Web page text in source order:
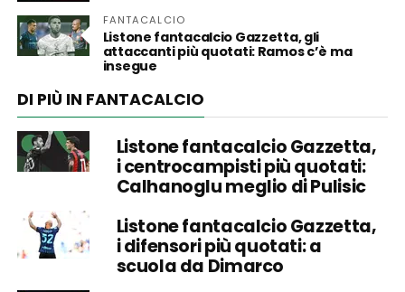
FANTACALCIO
Listone fantacalcio Gazzetta, gli
attaccanti più quotati: Ramos c’è ma
insegue
DI PIÙ IN FANTACALCIO
Listone fantacalcio Gazzetta,
i centrocampisti più quotati:
Calhanoglu meglio di Pulisic
Listone fantacalcio Gazzetta,
i difensori più quotati: a
scuola da Dimarco